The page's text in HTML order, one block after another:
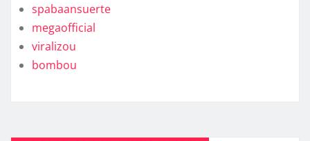
spabaansuerte
megaofficial
viralizou
bombou